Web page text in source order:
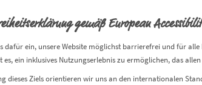
gemäß European
dafür ein, unsere Website möglichst barrierefrei und für
es, ein inklusives Nutzungserlebnis zu ermöglichen, das
dieses Ziels orientieren wir uns an den internationalen